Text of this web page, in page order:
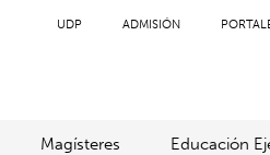
UDP ADMISIÓN
Magísteres Educación